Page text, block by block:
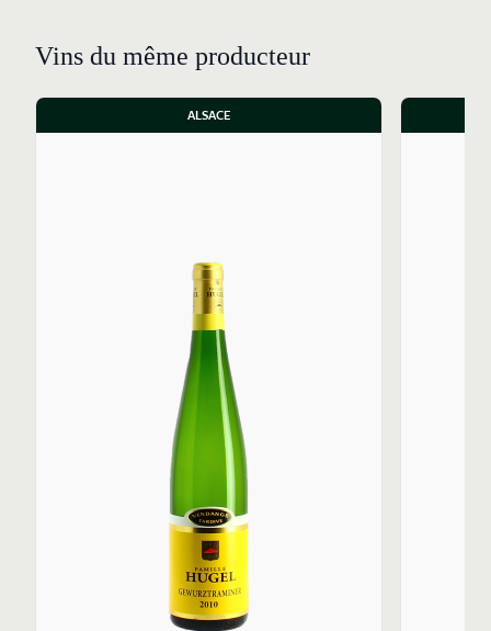
provient notamment du terroir calcaire du Pflostig. Elle
et de fruits jaunes, avec une structure soyeuse
modèle de vin de garde. Sa minéralité saline et ses
notes évolutives de truffe blanche et d'hydrocarbures
en font un vin "intellectuel" très savoureux.
Gewurztraminer Vendanges Tardives : Le domaine s’est
fait une spécialité de ce type de vins moelleux. Cette
cuvée provient du grand cru Sporen. C'est un vin de
méditation aux arômes de fruits exotiques et doté d'un
grand potentiel de garde.
Gewurztraminer SGN Sélection de Grains Nobles :
cette catégorie de vins liquoreux est née en Alsace en
1984 sous l’influence de Jean Hugel. La cuvée issue de
rendements très confidentiels (moins de 10 hl/ha)
contient, en fonction du millésime, entre 140 et 150 g/l
de sucres résiduels équilibrés par une superbe acidité.
Vins du même producteur
ALSACE